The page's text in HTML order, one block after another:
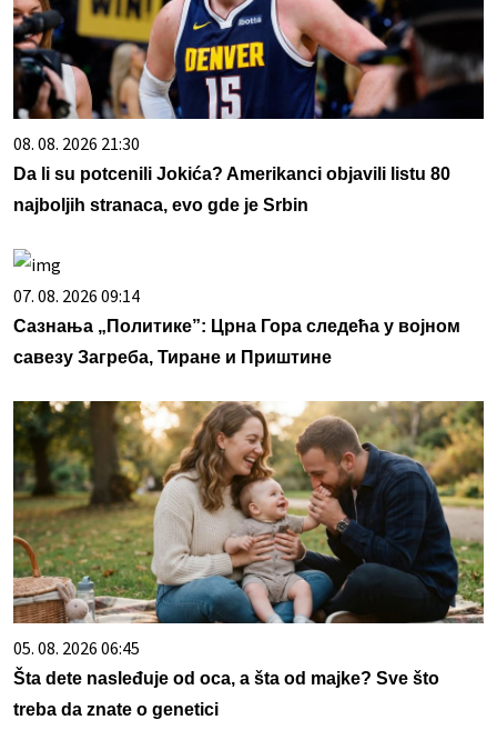
08. 08. 2026 21:30
Da li su potcenili Jokića? Amerikanci objavili listu 80
najboljih stranaca, evo gde je Srbin
07. 08. 2026 09:14
Сазнања „Политике”: Црна Гора следећа у војном
савезу Загреба, Тиране и Приштине
05. 08. 2026 06:45
Šta dete nasleđuje od oca, a šta od majke? Sve što
treba da znate o genetici